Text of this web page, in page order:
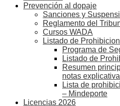
Prevención al dopaje
Sanciones y
Reglamento del
Cursos WADA
Listado de
Programa de
Listado de
Resumen
notas
Lista de
– Mindeporte
Licencias 2026